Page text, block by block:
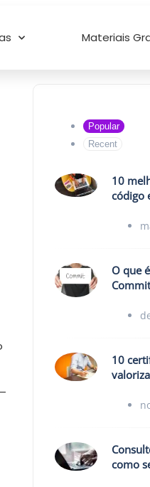
Materiais
Popular
Recent
10
código
O que
10
como